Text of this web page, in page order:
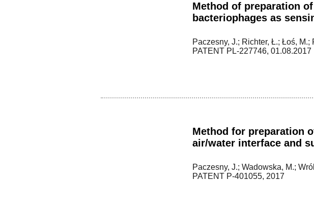
Method of preparation
bacteriophages as
Paczesny, J.; Richter, Ł.; Łoś, M.;
PATENT PL-227746, 01.08.2017
Method for preparation
air/water interface and
Paczesny, J.; Wadowska, M.;
PATENT P-401055, 2017